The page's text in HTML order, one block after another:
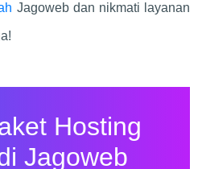
Jagoweb dan nikmati layanan
Hosting
Jagoweb